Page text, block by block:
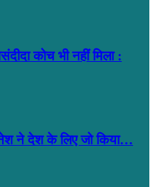
कोच भी नहीं मिला :
ने देश के लिए जो किया…